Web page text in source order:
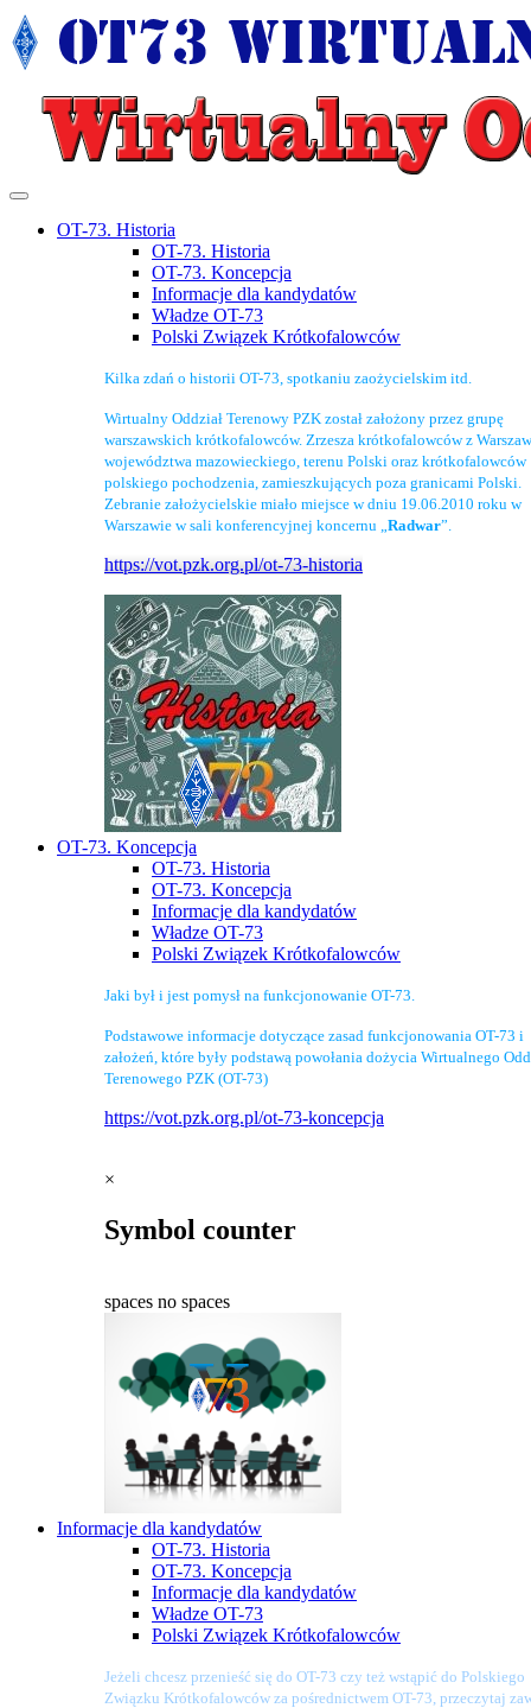
OT-73. Historia
OT-73. Historia
OT-73. Koncepcja
Informacje dla kandydatów
Władze OT-73
Polski Związek Krótkofalowców
Kilka zdań o historii OT-73, spotkaniu zaożycielskim itd.
Wirtualny Oddział Terenowy PZK został założony przez grupę
warszawskich krótkofalowców. Zrzesza krótkofalowców z
województwa mazowieckiego, terenu Polski oraz krótkofalowców
polskiego pochodzenia, zamieszkujących poza granicami Polski.
Zebranie założycielskie miało miejsce w dniu 19.06.2010 roku w
Warszawie w sali konferencyjnej koncernu „Radwar”.
https://vot.pzk.org.pl/ot-73-historia
OT-73. Koncepcja
OT-73. Historia
OT-73. Koncepcja
Informacje dla kandydatów
Władze OT-73
Polski Związek Krótkofalowców
Jaki był i jest pomysł na funkcjonowanie OT-73.
Podstawowe informacje dotyczące zasad funkcjonowania OT-73 i
założeń, które były podstawą powołania dożycia Wirtualnego
Terenowego PZK (OT-73)
https://vot.pzk.org.pl/ot-73-koncepcja
×
Symbol counter
spaces no spaces
Informacje dla kandydatów
OT-73. Historia
OT-73. Koncepcja
Informacje dla kandydatów
Władze OT-73
Polski Związek Krótkofalowców
Jeżeli chcesz przenieść się do OT-73 czy też wstąpić do Polskiego
Związku Krótkofalowców za pośrednictwem OT-73, przeczytaj